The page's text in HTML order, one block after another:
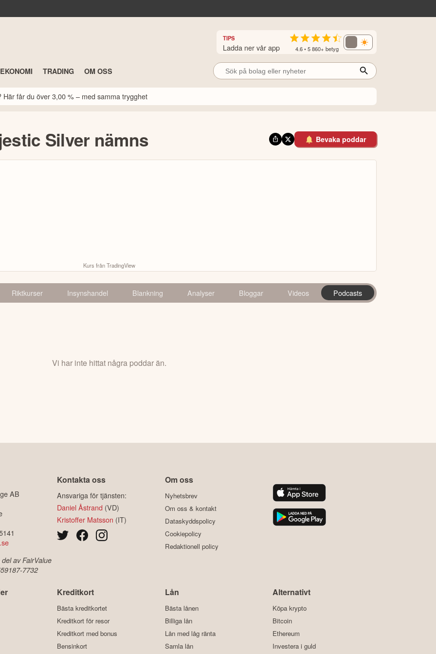
TIPS
Ladda ner vår app 4.6 • 5 860+ betyg
TRADING OM OSS
får du över 3,00 % – med samma trygghet
Silver nämns Bevaka poddar
Kurs från TradingView
Riktkurser Insynshandel Blankning Analyser Bloggar Videos Podcasts
Vi har inte hittat några poddar än.
AB
av FairValue
7732
Kontakta oss
Ansvariga för tjänsten:
Daniel Åstrand (VD)
Kristoffer Matsson (IT)
Om oss
Nyhetsbrev
Om oss & kontakt
Dataskyddspolicy
Cookiepolicy
Redaktionell policy
Kreditkort
Bästa kreditkortet
Kreditkort för resor
Kreditkort med bonus
Bensinkort
Lån
Bästa lånen
Billiga lån
Lån med låg ränta
Samla lån
Alternativt
Köpa krypto
Bitcoin
Ethereum
Investera i guld